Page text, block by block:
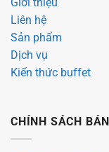
Giới thiệu
Liên hệ
Sản phẩm
Dịch vụ
Kiến thức buffet
CHÍNH SÁCH